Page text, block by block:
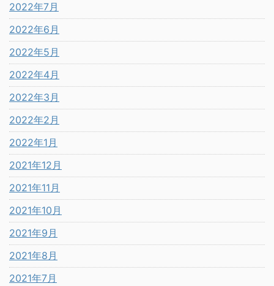
2022年7月
2022年6月
2022年5月
2022年4月
2022年3月
2022年2月
2022年1月
2021年12月
2021年11月
2021年10月
2021年9月
2021年8月
2021年7月